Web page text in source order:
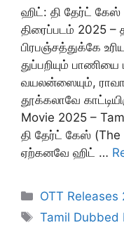
ஹிட்: தி தேர்ட்
திரைப்படம் 2025 –
பிரபஞ்சத்துக்கே
துப்பறியும்
வயலன்ஸையும்,
தூக்கலாவே
Movie 2025 –
தி தேர்ட் கேஸ் (The
ஏற்கனவே ஹிட் …
Categories
OTT Releases
Tags
Tamil Dubbed